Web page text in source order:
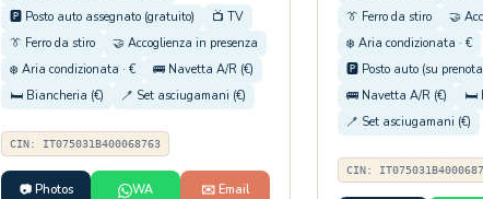
🅿️ Posto auto assegnato (gratuito)
📺 TV
👔 Ferro da stiro
🤝 Accoglienza in presenza
❄️ Aria condizionata · €
🚌 Navetta A/R (€)
🛏️ Biancheria (€)
🪥 Set asciugamani (€)
CIN: IT075031B400068763
📷 Photos WA ✉️ Email
👔 Ferro da stiro
🤝
❄️ Aria condizionata · €
🅿️ Posto auto (su
🚌 Navetta A/R (€)
🛏️
🪥 Set asciugamani (€)
CIN: